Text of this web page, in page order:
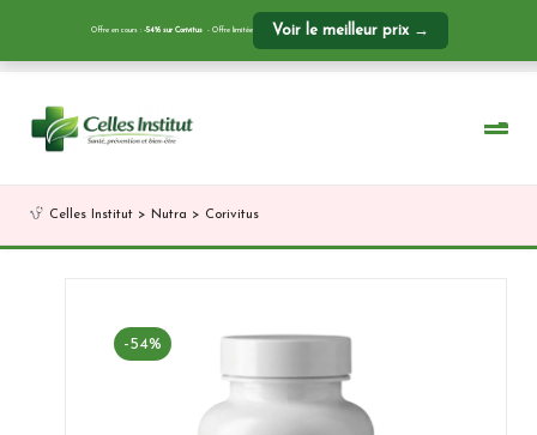
Celles Institut> Nutra > Corivitus
-54%
Offre en cours : -54% sur Corivitus- Offre limitée Voir le meilleur prix →